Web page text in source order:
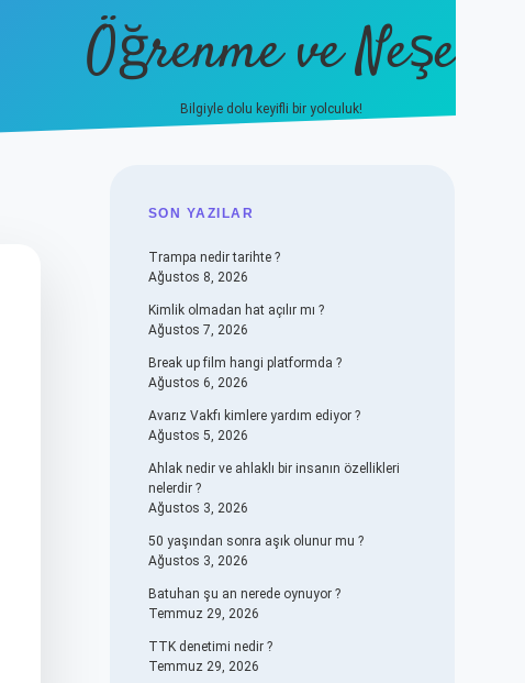
Öğrenme ve Neşe
Bilgiyle dolu keyifli bir yolculuk!
SIDEBAR
SON YAZILAR
Trampa nedir tarihte ?
Ağustos 8, 2026
Kimlik olmadan hat açılır mı ?
Ağustos 7, 2026
Break up film hangi platformda ?
Ağustos 6, 2026
Avarız Vakfı kimlere yardım ediyor ?
Ağustos 5, 2026
Ahlak nedir ve ahlaklı bir insanın özellikleri
nelerdir ?
Ağustos 3, 2026
50 yaşından sonra aşık olunur mu ?
Ağustos 3, 2026
Batuhan şu an nerede oynuyor ?
Temmuz 29, 2026
TTK denetimi nedir ?
Temmuz 29, 2026